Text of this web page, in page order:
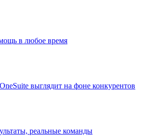
в любое время
выглядит на фоне конкурентов
реальные команды